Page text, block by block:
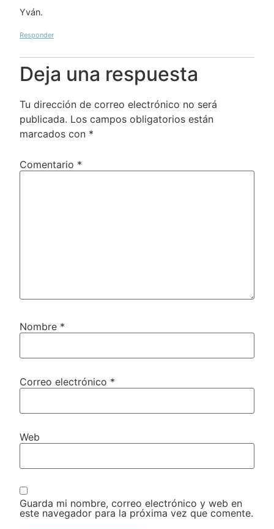
Yván.
Responder
Deja una respuesta
Tu dirección de correo electrónico no será
publicada. Los campos obligatorios están
marcados con *
Comentario *
Nombre *
Correo electrónico *
Web
Guarda mi nombre, correo electrónico y web en
este navegador para la próxima vez que comente.